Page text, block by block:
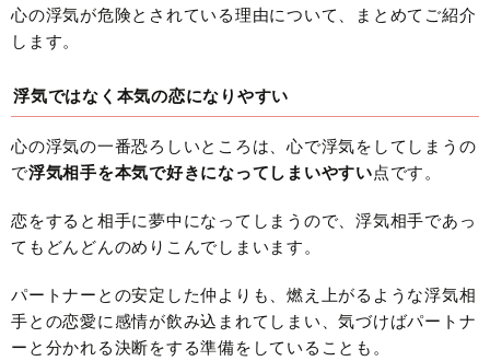
心の浮気が危険とされている理由について、まとめてご紹介
します。
浮気ではなく本気の恋になりやすい
心の浮気の一番恐ろしいところは、心で浮気をしてしまうの
で浮気相手を本気で好きになってしまいやすい点です。
恋をすると相手に夢中になってしまうので、浮気相手であっ
てもどんどんのめりこんでしまいます。
パートナーとの安定した仲よりも、燃え上がるような浮気相
手との恋愛に感情が飲み込まれてしまい、気づけばパートナ
ーと分かれる決断をする準備をしていることも。